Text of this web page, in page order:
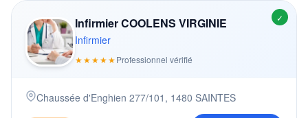
✓
Infirmier COOLENS VIRGINIE
Infirmier
★★★★★Professionnel vérifié
Chaussée d'Enghien 277/101 , 1480 SAINTES